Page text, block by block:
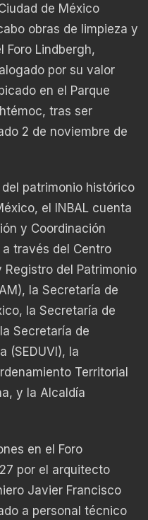
de México
obras de limpieza y
Foro Lindbergh,
por su valor
en el Parque
tras ser
2 de noviembre de
patrimonio histórico
el INBAL cuenta
y Coordinación
través del Centro
del Patrimonio
la Secretaría de
la Secretaría de
Secretaría de
(SEDUVI), la
Territorial
y la Alcaldía
en el Foro
por el arquitecto
Javier Francisco
a personal técnico